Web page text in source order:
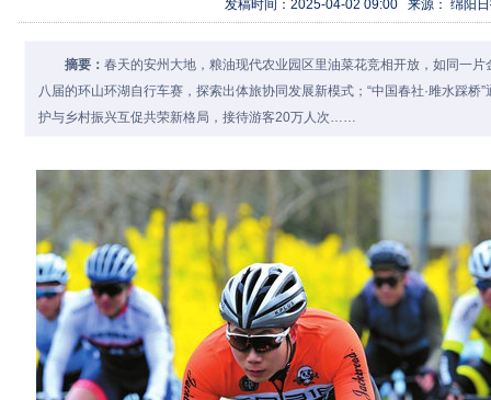
发稿时间：2025-04-02 09:00 来源： 绵阳
摘要： 春天的安州大地，粮油现代农业园区里油菜花竞相开放，如同一
八届的环山环湖自行车赛，探索出体旅协同发展新模式；“中国春社·雎水踩桥
护与乡村振兴互促共荣新格局，接待游客20万人次……